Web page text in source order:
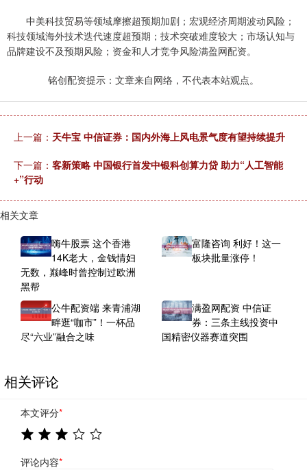
中美科技贸易等领域摩擦超预期加剧；宏观经济周期波动风险；
科技领域海外技术迭代速度超预期；技术突破难度较大；市场认知与
品牌建设不及预期风险；资金和人才竞争风险满盈网配资。
铭创配资提示：文章来自网络，不代表本站观点。
上一篇： 天牛宝 中信证券：国内外海上风电景气度有望持续提升
下一篇： 客新策略 中国银行首发中银科创算力贷 助力“人工智能
+”行动
相关文章
嗨牛股票 这个香港
14K老大，金钱情妇
无数，巅峰时曾控制过欧洲
黑帮
富隆咨询 利好！这一
板块批量涨停！
公牛配资端 来青浦湖
畔逛“咖市”！一杯品
尽“六业”融合之味
满盈网配资 中信证
券：三条主线投资中
国精密仪器赛道突围
相关评论
本文评分*
评论内容*